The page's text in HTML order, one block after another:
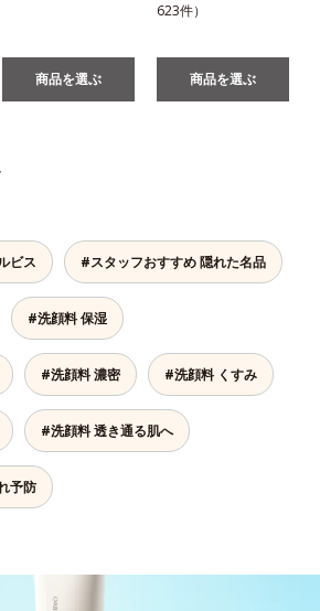
商品を選ぶ
623件）
商品を選ぶ
ビス #スタッフおすすめ 隠れた名品
#洗顔料 保湿
#洗顔料 濃密 #洗顔料 くすみ
#洗顔料 透き通る肌へ
予防